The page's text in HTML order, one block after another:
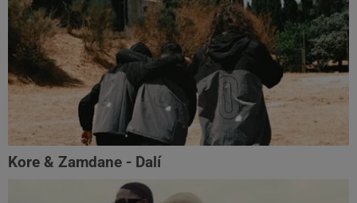
Kore & Zamdane - Dalí